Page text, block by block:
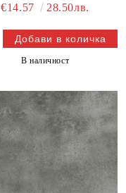
€14.57
28.50лв.
В наличност